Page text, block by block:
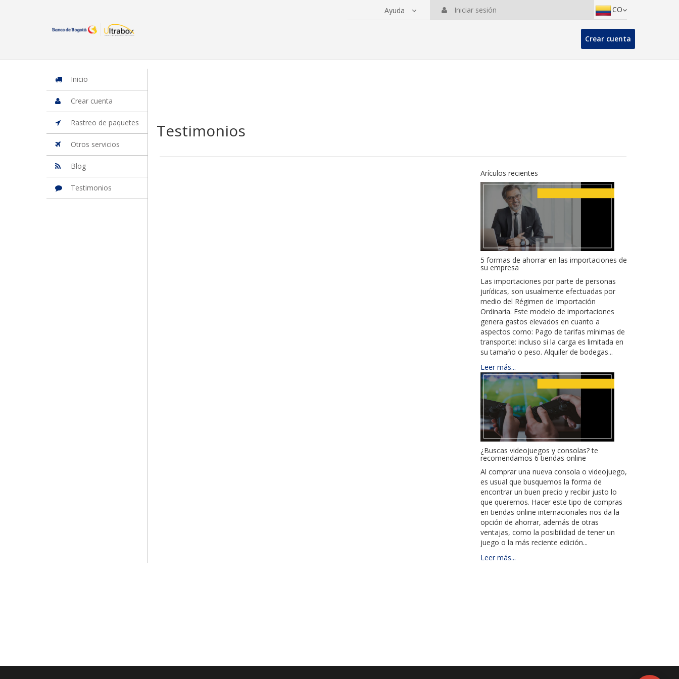
Ayuda Iniciar sesión CO
Crear cuenta
Inicio
Crear cuenta
Rastreo de paquetes
Otros servicios
Blog
Testimonios
Testimonios
Arículos recientes
5 formas de ahorrar en las importaciones de
su empresa
Las importaciones por parte de personas
jurídicas, son usualmente efectuadas por
medio del Régimen de Importación
Ordinaria. Este modelo de importaciones
genera gastos elevados en cuanto a
aspectos como: Pago de tarifas mínimas de
transporte: incluso si la carga es limitada en
su tamaño o peso. Alquiler de bodegas...
Leer más...
¿Buscas videojuegos y consolas? te
recomendamos 6 tiendas online
Al comprar una nueva consola o videojuego,
es usual que busquemos la forma de
encontrar un buen precio y recibir justo lo
que queremos. Hacer este tipo de compras
en tiendas online internacionales nos da la
opción de ahorrar, además de otras
ventajas, como la posibilidad de tener un
juego o la más reciente edición...
Leer más...